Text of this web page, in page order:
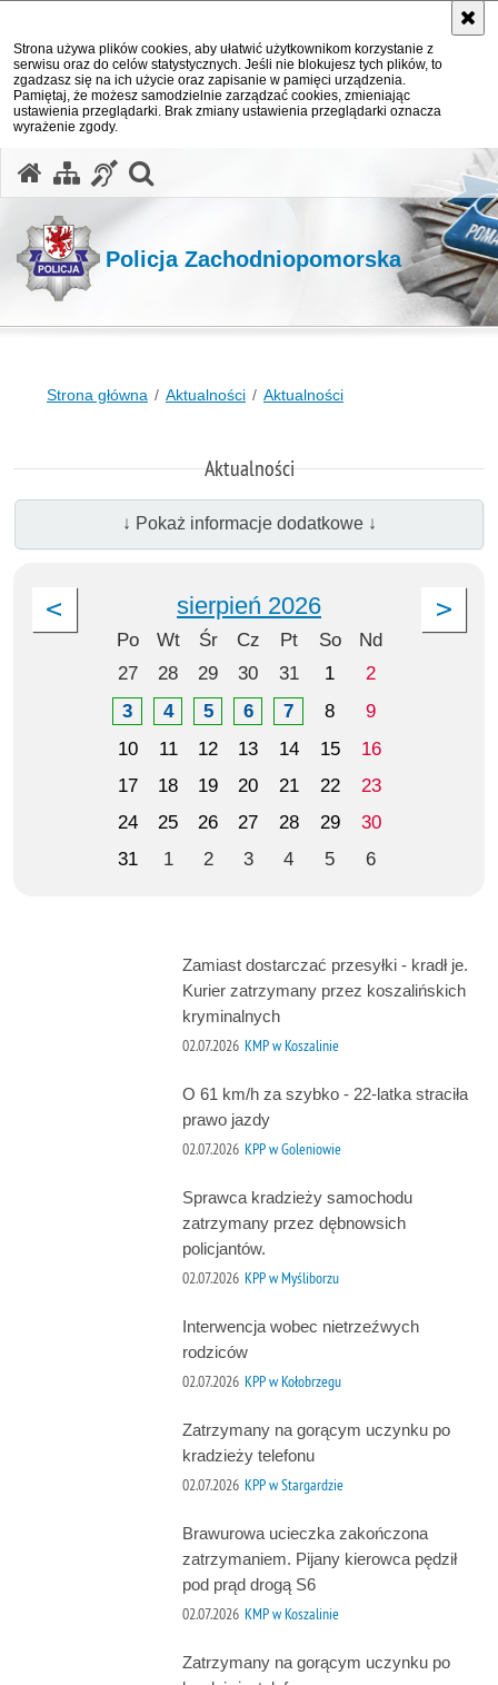
Strona używa plików cookies, aby ułatwić użytkownikom korzystanie z
serwisu oraz do celów statystycznych. Jeśli nie blokujesz tych plików, to
zgadzasz się na ich użycie oraz zapisanie w pamięci urządzenia.
Pamiętaj, że możesz samodzielnie zarządzać cookies, zmieniając
ustawienia przeglądarki. Brak zmiany ustawienia przeglądarki oznacza
wyrażenie zgody.
Policja Zachodniopomorska
Strona główna Aktualności Aktualności
Aktualności
↓ Pokaż informacje dodatkowe ↓
sierpień 2026
Po Wt Śr Cz Pt So
Nd
27
28 29 30 31 1
2
3
4 5 6 7 8
9
10
11 12 13 14 15
16
17
18 19 20 21 22
23
24
25 26 27 28 29
30
31
1 2 3 4 5 6
Zamiast dostarczać przesyłki - kradł je.
Kurier zatrzymany przez koszalińskich
kryminalnych
02.07.2026 KMP w Koszalinie
O 61 km/h za szybko - 22-latka straciła
prawo jazdy
02.07.2026 KPP w Goleniowie
Sprawca kradzieży samochodu
zatrzymany przez dębnowsich
policjantów.
02.07.2026 KPP w Myśliborzu
Interwencja wobec nietrzeźwych
rodziców
02.07.2026 KPP w Kołobrzegu
Zatrzymany na gorącym uczynku po
kradzieży telefonu
02.07.2026 KPP w Stargardzie
Brawurowa ucieczka zakończona
zatrzymaniem. Pijany kierowca pędził
pod prąd drogą S6
02.07.2026 KMP w Koszalinie
Zatrzymany na gorącym uczynku po